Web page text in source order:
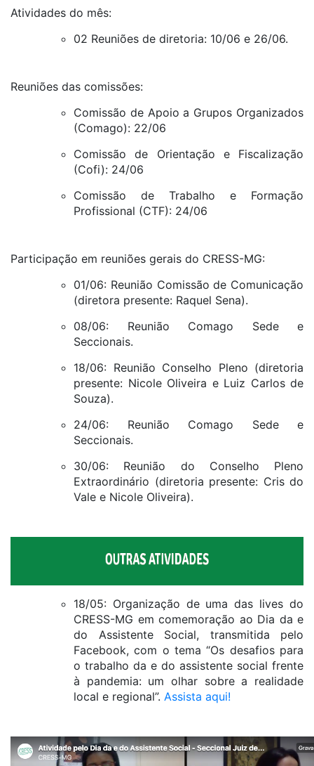
Atividades do mês:
02 Reuniões de diretoria: 10/06 e 26/06.
Reuniões das comissões:
Comissão de Apoio a Grupos Organizados
(Comago): 22/06
Comissão de Orientação e Fiscalização
(Cofi): 24/06
Comissão de Trabalho e Formação
Profissional (CTF): 24/06
Participação em reuniões gerais do CRESS-MG:
01/06: Reunião Comissão de Comunicação
(diretora presente: Raquel Sena).
08/06: Reunião Comago Sede e
Seccionais.
18/06: Reunião Conselho Pleno (diretoria
presente: Nicole Oliveira e Luiz Carlos de
Souza).
24/06: Reunião Comago Sede e
Seccionais.
30/06: Reunião do Conselho Pleno
Extraordinário (diretoria presente: Cris do
Vale e Nicole Oliveira).
18/05: Organização de uma das lives do
CRESS-MG em comemoração ao Dia da e
do Assistente Social, transmitida pelo
Facebook, com o tema “Os desafios para
o trabalho da e do assistente social frente
à pandemia: um olhar sobre a realidade
local e regional”. Assista aqui!